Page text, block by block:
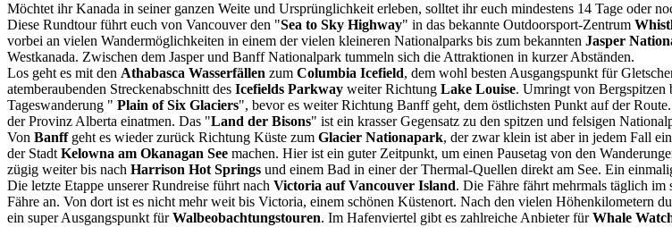
Möchtet ihr Kanada in seiner ganzen Weite und Ursprünglichkeit erleben, solltet ihr euch mindestens 14 Tage oder
Diese Rundtour führt euch von Vancouver den "Sea to Sky Highway" in das bekannte Outdoorsport-Zentrum
vorbei an vielen Wandermöglichkeiten in einem der vielen kleineren Nationalparks bis zum bekannten Jasper
Westkanada. Zwischen dem Jasper und Banff Nationalpark tummeln sich die Attraktionen in kurzer Abständen.
Los geht es mit den Athabasca Wasserfällen zum Columbia Icefield, dem wohl besten Ausgangspunkt für
atemberaubenden Streckenabschnitt des Icefields Parkway weiter Richtung Lake Louise. Umringt von Bergspitzen
Tageswanderung " Plain of Six Glaciers", bevor es weiter Richtung Banff geht, dem östlichsten Punkt auf der
der Provinz Alberta einatmen. Das "Land der Bisons" ist ein krasser Gegensatz zu den spitzen und felsigen
Von Banffgeht es wieder zurück Richtung Küste zum Glacier Nationapark, der zwar klein ist aber in jedem Fall
der Stadt Kelowna am Okanagan See machen. Hier ist ein guter Zeitpunkt, um einen Pausetag von den
zügig weiter bis nach Harrison Hot Springs und einem Bad in einer der Thermal-Quellen direkt am See. Ein
Die letzte Etappe unserer Rundreise führt nach Victoria auf Vancouver Island. Die Fähre fährt mehrmals täglich im
Fähre an. Von dort ist es nicht mehr weit bis Victoria, einem schönen Küstenort. Nach den vielen
ein super Ausgangspunkt fürWalbeobachtungstouren. Im Hafenviertel gibt es zahlreiche Anbieter fürWhale